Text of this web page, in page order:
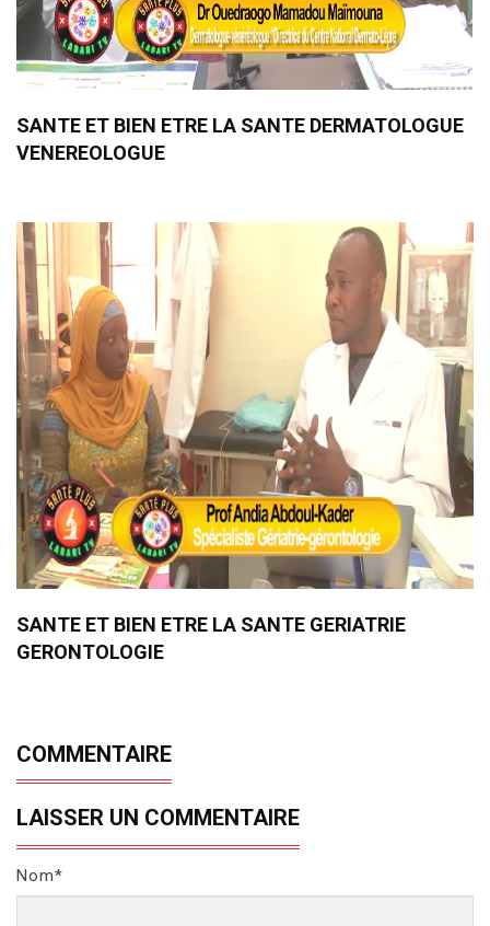
SANTE ET BIEN ETRE LA SANTE DERMATOLOGUE
VENEREOLOGUE
SANTE ET BIEN ETRE LA SANTE GERIATRIE
GERONTOLOGIE
COMMENTAIRE
LAISSER UN COMMENTAIRE
Nom*